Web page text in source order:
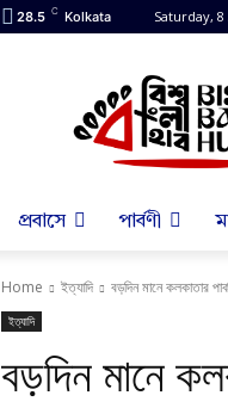
28.5 C Kolkata Saturday,
প্রবাসে পার্বণী
Home ইত্যাদি বড়দিন মানে কলকাতার
ইত্যাদি
বড়দিন মানে